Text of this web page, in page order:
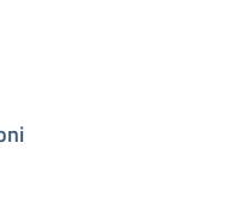
SCIENTIFICO - ISUC